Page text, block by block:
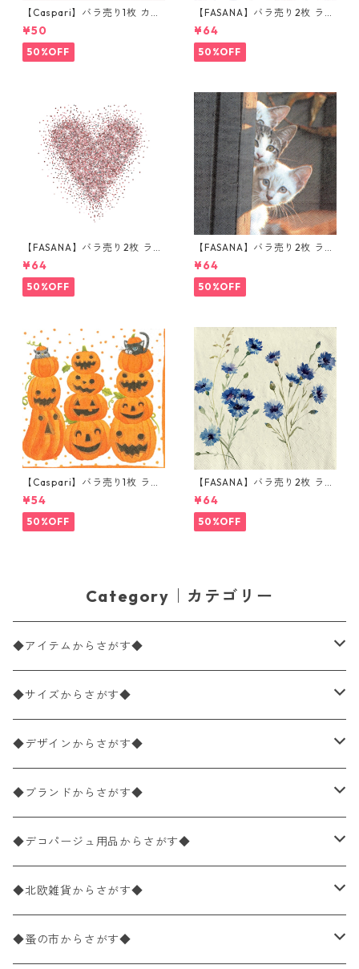
【Caspari】バラ売り1枚 カク
テルサイズ ペーパーナプキン
Wine Labels ベージュ
¥50
50%OFF
【FASANA】バラ売り2枚 ラン
チサイズ ペーパーナプキン Fr
esh passion fruits ホワイト
¥64
50%OFF
【FASANA】バラ売り2枚 ラン
チサイズ ペーパーナプキン Gl
itter love ホワイト
¥64
50%OFF
【FASANA】バラ売り2枚 ラン
チサイズ ペーパーナプキン Th
ree Friends グレー
¥64
50%OFF
【Caspari】バラ売り1枚 ラン
チサイズ ペーパーナプキン JA
CK O'LANTERNS ホワイト
¥54
50%OFF
【FASANA】バラ売り2枚 ラン
チサイズ ペーパーナプキン Co
rnflower ナチュラル
¥64
50%OFF
Category｜カテゴリー
◆アイテムからさがす◆
ペーパーナプキン2枚バラ売り
ペーパーナプキン1枚バラ売り
ペーパーナプキン20枚入りパック
ペーパーナプキン10枚入りパック
ライスペーパー
ペーパーリネンナプキン
◆サイズからさがす◆
33×33cm（ランチサイズ）
バラ売り
パック売り
25×25cm（カクテルサイズ）
バラ売り
パック売り
40×40cm（ディナーサイズ）
バラ売り
パック売り
21×21cm（ポケットサイズ）
バラ売り
33cm（ラウンド）
◆デザインからさがす◆
花柄
植物・グリーン柄
動物・鳥・昆虫・蝶柄
海・魚柄
◆ブランドからさがす◆
ドイツ製 IHR/イア
ランチサイズ
カクテルサイズ
ドイツ製 Ambiente/アンビエンテ
ランチサイズ
ドイツ製 Paperproducts Design
◆デコパージュ用品からさがす◆
デコパージュ液
デコパージュ下地
◆北欧雑貨からさがす◆
シリコンモールド
◆蚤の市からさがす◆